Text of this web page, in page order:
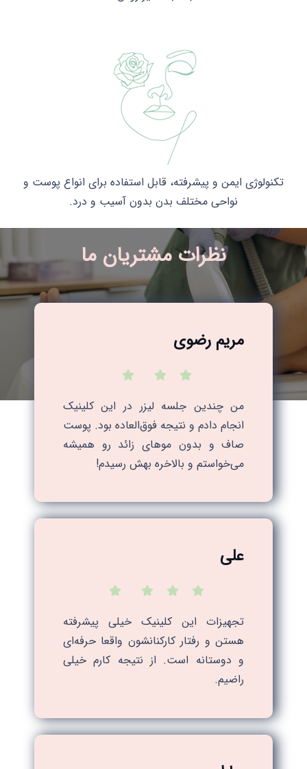
تکنولوژی ایمن و پیشرفته، قابل استفاده برای انواع پوست و
نواحی مختلف بدن بدون آسیب و درد.
نظرات مشتریان ما
مریم رضوی
من چندین جلسه لیزر در این کلینیک
انجام دادم و نتیجه فوق‌العاده بود. پوست
صاف و بدون موهای زائد رو همیشه
می‌خواستم و بالاخره بهش رسیدم!
علی
تجهیزات این کلینیک خیلی پیشرفته
هستن و رفتار کارکنانشون واقعا حرفه‌ای
و دوستانه است. از نتیجه کارم خیلی
راضیم.